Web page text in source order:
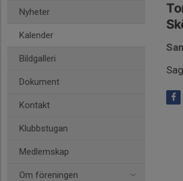
Nyheter
Kalender
Bildgalleri
Dokument
Kontakt
Klubbstugan
Medlemskap
Om föreningen